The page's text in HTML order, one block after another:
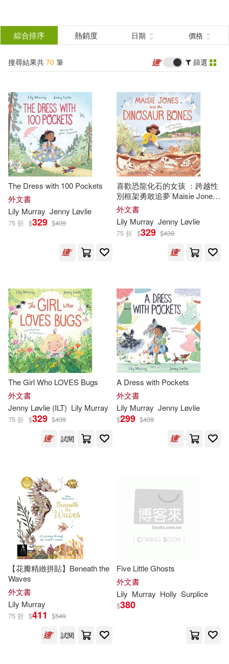
結
篩
選
分類 (單選)
所有商品(70) 圖書(69)
電子書(1)
展開
作者 (可複選)
Murray(49) Lily(47)
Lily Murray(14)
Chris Wormell (ILT)(2)
Merritt(2) Richard(2)
莉莉•莫瑞(2) 莉莉．莫瑞(2)
Ana (ILT)(1)
Ana Albero (ILT)(1) Anna(1)
Boruch(1)
Britta Teckentrup(1)
Chernyshova(1)
Chris (ILT)(1)
Chris (ILT)/ Murray(1)
Grace(1)
Helen Ahpornsiri (ILT)(1)
Jenny Løvlie (ILT)(1)
展開
出版社 (可複選)
Ingram(50)
Bonnier Publishing(8)
Macmillan UK(5)
水滴文化(3) Quarto(2)
配送方式 (可複選)
可超商取貨(69)
可海外宅配(69)
可港澳店取(63)
綜合排序 熱銷度 日期 價格
搜尋結果共 70 筆 篩選
The Dress with 100 Pockets
外文書
Lily Murray Jenny Løvlie
75 折 $329 $439
喜歡恐龍化石的女孩 ：跨越性
別框架勇敢追夢 Maisie Jones
and the Dinosaur Bones
外文書
Lily Murray Jenny Løvlie
75 折 $329 $439
The Girl Who LOVES Bugs
外文書
Jenny Løvlie (ILT) Lily Murray
75 折 $329 $439
試閱
A Dress with Pockets
外文書
Lily Murray Jenny Løvlie
$299 $439
【花瓣精緻拼貼】Beneath the
Waves
外文書
Lily Murray
75 折 $411 $549
試閱
Five Little Ghosts
外文書
Lily Murray Holly Surplice
$380